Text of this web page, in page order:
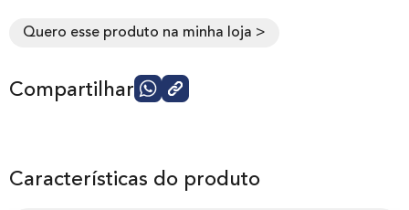
Quero esse produto na minha loja >
Compartilhar
Características do produto